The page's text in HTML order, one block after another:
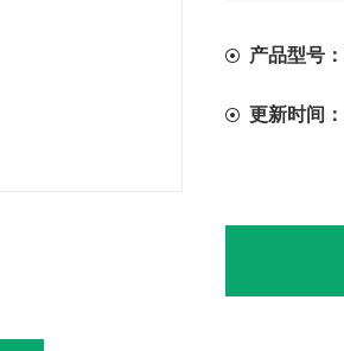
产品型号：
更新时间：